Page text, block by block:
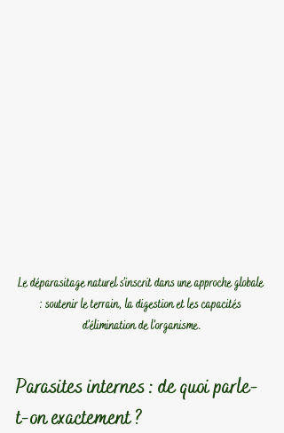
Le déparasitage naturel s’inscrit dans une approche globale
: soutenir le terrain, la digestion et les capacités
d’élimination de l’organisme.
Parasites internes : de quoi parle-
t-on exactement ?